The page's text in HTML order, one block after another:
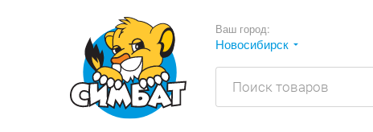
Ваш город:
Новосибирск